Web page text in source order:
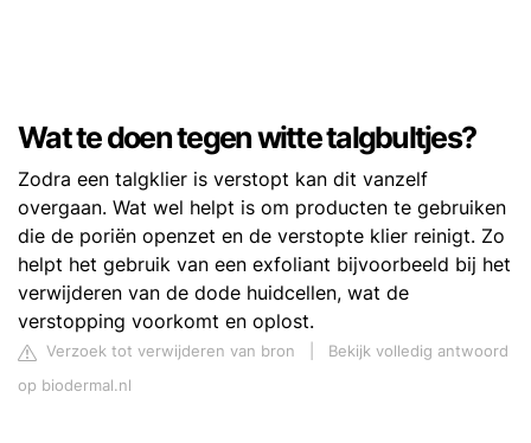
Wat te doen tegen witte talgbultjes?
Zodra een talgklier is verstopt kan dit vanzelf
overgaan. Wat wel helpt is om producten te gebruiken
die de poriën openzet en de verstopte klier reinigt. Zo
helpt het gebruik van een exfoliant bijvoorbeeld bij het
verwijderen van de dode huidcellen, wat de
verstopping voorkomt en oplost.
Verzoek tot verwijderen van bron
Bekijk volledig antwoord
op biodermal.nl